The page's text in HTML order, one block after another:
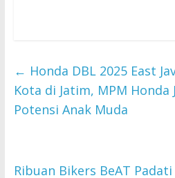
← Honda DBL 2025 East
Kota di Jatim, MPM Honda
Potensi Anak Muda
Ribuan Bikers BeAT